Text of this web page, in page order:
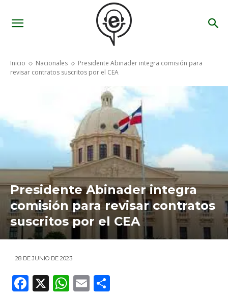
Inicio Nacionales
Presidente Abinader integra comisión para
revisar contratos suscritos por el CEA
Presidente Abinader integra
comisión para revisar contratos
suscritos por el CEA
28 DE JUNIO DE 2023
F
X
W E